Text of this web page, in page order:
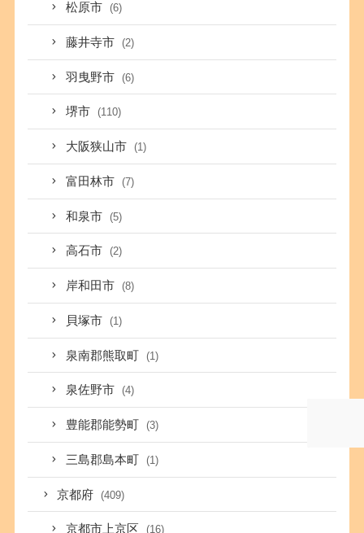
松原市 (6)
藤井寺市 (2)
羽曳野市 (6)
堺市 (110)
大阪狭山市 (1)
富田林市 (7)
和泉市 (5)
高石市 (2)
岸和田市 (8)
貝塚市 (1)
泉南郡熊取町 (1)
泉佐野市 (4)
豊能郡能勢町 (3)
三島郡島本町 (1)
京都府 (409)
京都市上京区 (16)